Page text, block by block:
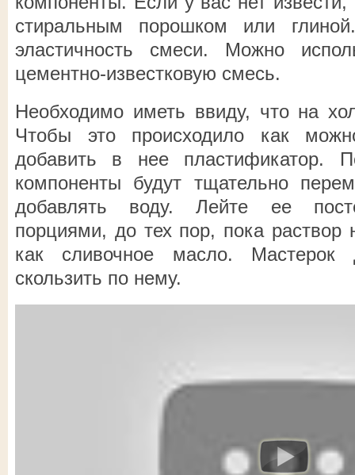
стиральным порошком или
эластичность смеси. Можно
цементно-известковую смесь.
Необходимо иметь ввиду, что на
Чтобы это происходило как
добавить в нее пластификатор.
компоненты будут тщательно
добавлять воду. Лейте ее
порциями, до тех пор, пока раствор
как сливочное масло. Мастерок
скользить по нему.